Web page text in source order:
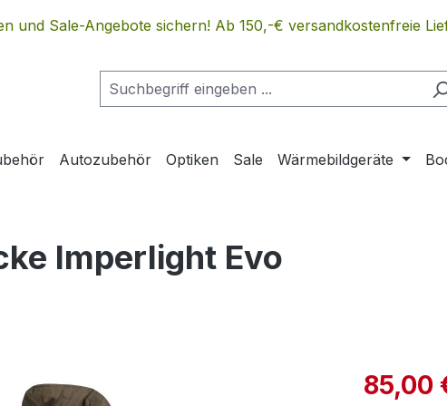
und Sale-Angebote sichern! Ab 150,-€ versandkostenfreie
Autozubehör Optiken Sale Wärmebildgeräte
Imperlight Evo
85,00